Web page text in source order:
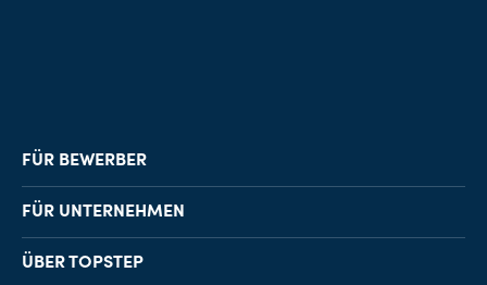
FÜR BEWERBER
Job-Finder
Karriereberatung
FÜR UNTERNEHMEN
Personalvermittlung
ÜBER TOPSTEP